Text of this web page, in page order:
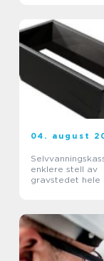
04. august
enklere stell av
gravstedet hele